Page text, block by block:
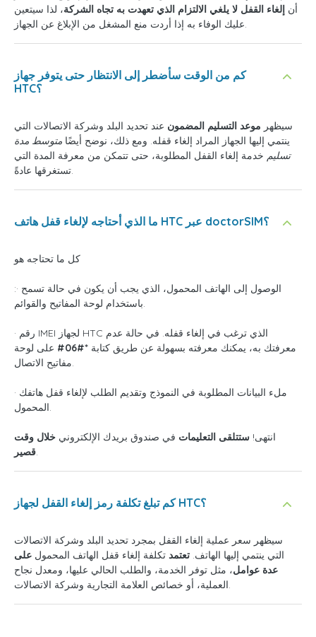
أن إلغاء القفل لا يلغي الالتزام الذي تعهدت به تجاه الشركة، لذا سيتعين
عليك الوفاء به إذا أردت منع المشغل من الإبلاغ عن الجهاز.
كم من الوقت سأضطر إلى الانتظار حتى يتوفر جهاز
سيظهر موعد التسليم المضمون عند تحديد البلد وشركة الاتصالات التي
ينتمي إليها الجهاز المراد إلغاء قفله. ومع ذلك، نوضح أيضًا متوسط مدة
تسليم خدمة إلغاء القفل المطلوبة، حتى تتمكن من معرفة المدة التي
تستغرقها عادةً.
كل ما تحتاجه هو
:· الوصول إلى الهاتف المحمول، الذي يجب أن يكون في حالة تسمح
باستخدام لوحة المفاتيح والقوائم.
· رقم IMEI لجهاز HTC الذي ترغب في إلغاء قفله. في حالة عدم
معرفتك به، يمكنك معرفته بسهولة عن طريق كتابة *#06#
على لوحة
مفاتيح الاتصال.
· ملء البيانات المطلوبة في النموذج وتقديم الطلب لإلغاء قفل هاتفك
المحمول.
انتهى! ستتلقى التعليمات في صندوق بريدك الإلكتروني خلال وقت
قصير.
سيظهر سعر عملية إلغاء القفل بمجرد تحديد البلد وشركة الاتصالات
التي ينتمي إليها الهاتف. تعتمد تكلفة إلغاء قفل الهاتف المحمول على
عدة عوامل، مثل توفر الخدمة، والطلب الحالي عليها، ومعدل نجاح
العملية، أو خصائص العلامة التجارية وشركة الاتصالات.